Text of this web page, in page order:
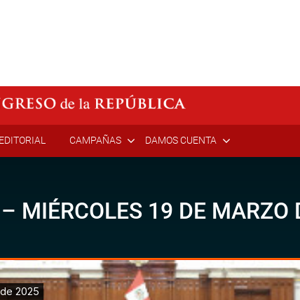
EDITORIAL CAMPAÑAS DAMOS CUENTA
MIÉRCOLES 19 DE MARZO